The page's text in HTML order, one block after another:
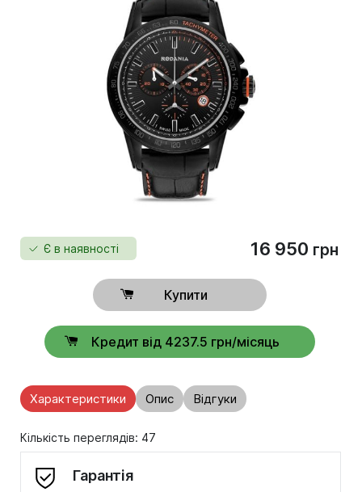
Є в наявності 16 950 грн
Купити
Кредит від 4237.5 грн/місяць
Характеристики Опис Відгуки
Кількість переглядів: 47
Гарантія